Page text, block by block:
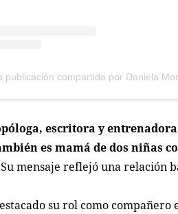
publicación compartida por Daniela
escritora y
es mamá de dos
Su mensaje reflejó una relación
su rol como